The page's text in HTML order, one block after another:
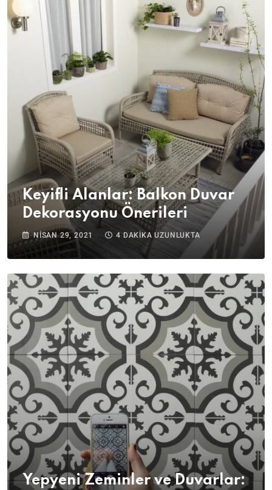
Keyifli Alanlar: Balkon Duvar
Dekorasyonu Önerileri
NISAN 29, 2021 4 DAKIKA UZUNLUKTA
Yepyeni Zeminler ve Duvarlar: